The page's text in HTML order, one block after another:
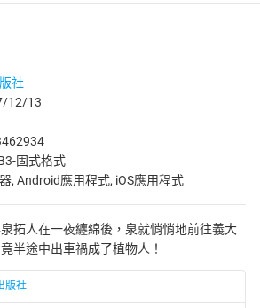
社
12/13
固式格式
, Android應用程式, iOS應用程式
拓人在一夜纏綿後，泉就悄悄地前往義大
半途中出車禍成了植物人！
版社